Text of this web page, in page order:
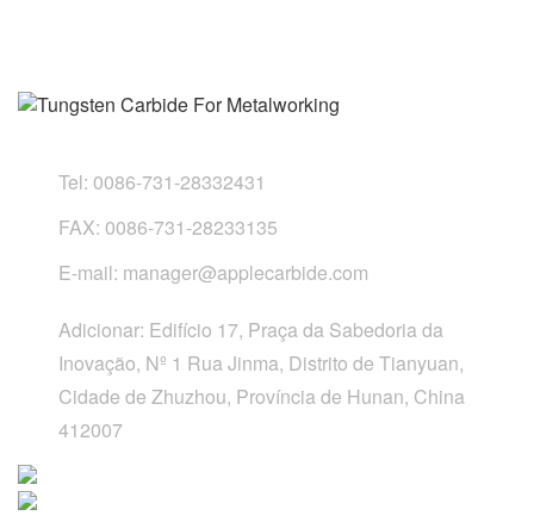
Tel: 0086-731-28332431
FAX: 0086-731-28233135
E-mail: manager@applecarbide.com
Adicionar: Edifício 17, Praça da Sabedoria da
Inovação, Nº 1 Rua Jinma, Distrito de Tianyuan,
Cidade de Zhuzhou, Província de Hunan, China
412007